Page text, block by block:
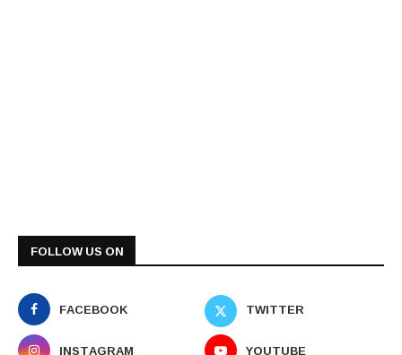
FOLLOW US ON
FACEBOOK
TWITTER
INSTAGRAM
YOUTUBE